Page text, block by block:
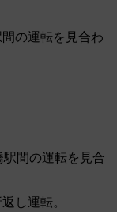
の運転を見合わ
間の運転を見合
し運転。